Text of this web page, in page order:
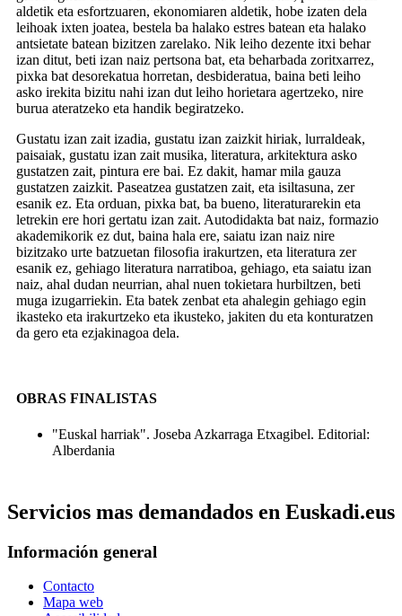
aldetik eta esfortzuaren, ekonomiaren aldetik, hobe izaten dela
leihoak ixten joatea, bestela ba halako estres batean eta halako
antsietate batean bizitzen zarelako. Nik leiho dezente itxi behar
izan ditut, beti izan naiz pertsona bat, eta beharbada zoritxarrez,
pixka bat desorekatua horretan, desbideratua, baina beti leiho
asko irekita bizitu nahi izan dut leiho horietara agertzeko, nire
burua ateratzeko eta handik begiratzeko.
Gustatu izan zait izadia, gustatu izan zaizkit hiriak, lurraldeak,
paisaiak, gustatu izan zait musika, literatura, arkitektura asko
gustatzen zait, pintura ere bai. Ez dakit, hamar mila gauza
gustatzen zaizkit. Paseatzea gustatzen zait, eta isiltasuna, zer
esanik ez. Eta orduan, pixka bat, ba bueno, literaturarekin eta
letrekin ere hori gertatu izan zait. Autodidakta bat naiz, formazio
akademikorik ez dut, baina hala ere, saiatu izan naiz nire
bizitzako urte batzuetan filosofia irakurtzen, eta literatura zer
esanik ez, gehiago literatura narratiboa, gehiago, eta saiatu izan
naiz, ahal dudan neurrian, ahal nuen tokietara hurbiltzen, beti
muga izugarriekin. Eta batek zenbat eta ahalegin gehiago egin
ikasteko eta irakurtzeko eta ikusteko, jakiten du eta konturatzen
da gero eta ezjakinagoa dela.
OBRAS FINALISTAS
"Euskal harriak". Joseba Azkarraga Etxagibel. Editorial:
Alberdania
Servicios mas demandados en Euskadi.eus
Información general
Contacto
Mapa web